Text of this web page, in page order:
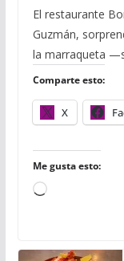
c
e
b
o
El restaurante
Guzmán,
la marraqueta
Comparte esto:
X
Me gusta esto:
C
g